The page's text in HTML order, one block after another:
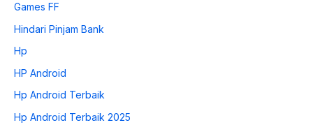
Games FF
Hindari Pinjam Bank
Hp
HP Android
Hp Android Terbaik
Hp Android Terbaik 2025